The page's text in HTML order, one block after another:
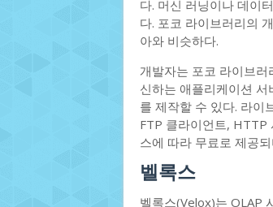
다. 머신 러닝이나 데이
다. 포코 라이브러리의
아와 비슷하다.
개발자는 포코 라이브
신하는 애플리케이션
를 제작할 수 있다. 라이
FTP 클라이언트, HTTP
스에 따라 무료로 제공
벨록스
벨록스(Velox)는 OLAP